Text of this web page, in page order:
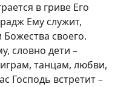
в гриве Его
Ему служит,
своего.
словно дети –
танцам, любви,
Господь встретит –